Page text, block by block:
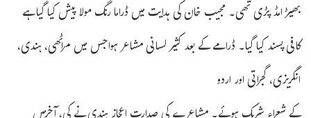
بھیڑ امڈ پڑی تھی۔ مجیب خان کی ہدایت میں ڈراما رنگ مولا پیش کیا گیا ہے
کافی پسند کیا گیا۔ ڈرامے کے بعد کثیر لسانی مشاعر ہواجس میں مراٹھی، ہندی،
انگریزی، گجراتی اور اردو